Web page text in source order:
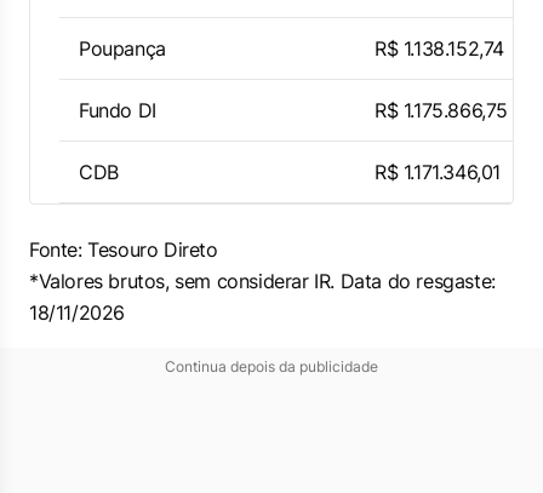
Poupança R$ 1.138.152,74
Fundo DI R$ 1.175.866,75
CDB R$ 1.171.346,01
Fonte: Tesouro Direto
*Valores brutos, sem considerar IR. Data do resgaste:
18/11/2026
Continua depois da publicidade